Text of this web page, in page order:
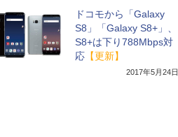
ドコモから「Galaxy
S8」「Galaxy S8+」、
S8+は下り788Mbps対
応 【更新】
2017年5月24日